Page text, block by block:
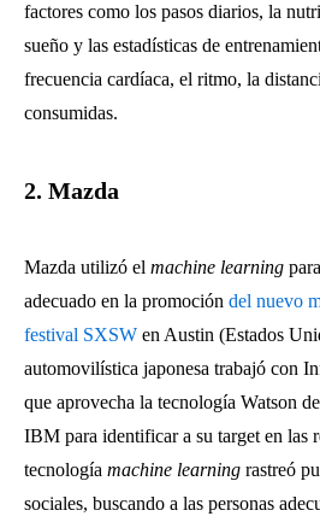
factores como los pasos diarios, la
sueño y las estadísticas de
frecuencia cardíaca, el ritmo, la
consumidas.
2. Mazda
Mazda utilizó el machine learning
adecuado en la promoción del nuevo
festival SXSW en Austin (Estados
automovilística japonesa trabajó con
que aprovecha la tecnología Watson
IBM para identificar a su target en las
tecnología machine learning rastreó
sociales, buscando a las personas